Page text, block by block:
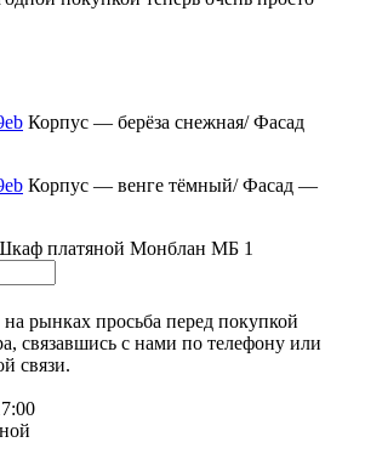
Корпус — берёза снежная/ Фасад
Корпус — венге тёмный/ Фасад —
платяной Монблан МБ 1
рынках просьба перед покупкой
связавшись с нами по телефону или
связи.